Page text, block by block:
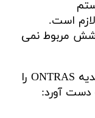
است.
مربوط نمی
در نتیجه کل سیستم سه جزئی تأییدیه ONTRAS را
دست آورد: